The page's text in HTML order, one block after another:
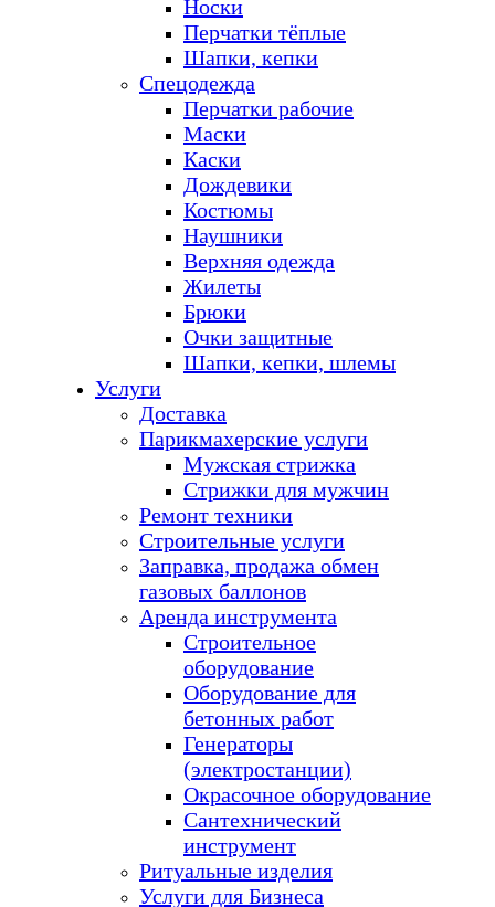
Носки
Перчатки тёплые
Шапки, кепки
Спецодежда
Перчатки рабочие
Маски
Каски
Дождевики
Костюмы
Наушники
Верхняя одежда
Жилеты
Брюки
Очки защитные
Шапки, кепки, шлемы
Услуги
Доставка
Парикмахерские услуги
Мужская стрижка
Стрижки для мужчин
Ремонт техники
Строительные услуги
Заправка, продажа обмен
газовых баллонов
Аренда инструмента
Строительное
оборудование
Оборудование для
бетонных работ
Генераторы
(электростанции)
Окрасочное оборудование
Сантехнический
инструмент
Ритуальные изделия
Услуги для Бизнеса